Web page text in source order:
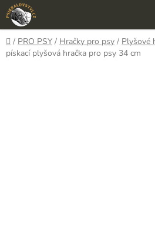
Přejít
na
obsah
Domů
/ PRO PSY / Hračky pro psy / Plyšové
pískací plyšová hračka pro psy 34 cm